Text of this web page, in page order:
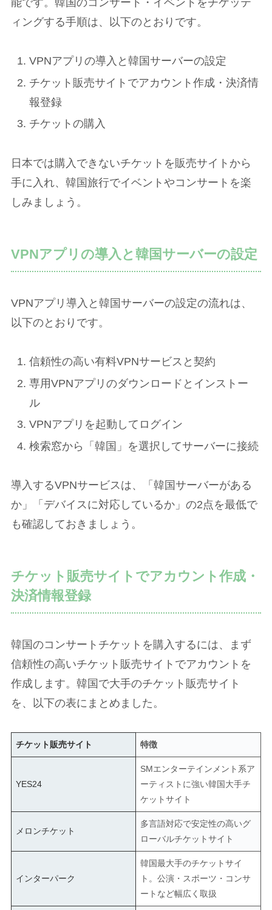
ィングする手順は、以下のとおりです。
VPNアプリの導入と韓国サーバーの設定
チケット販売サイトでアカウント作成・決済情
報登録
チケットの購入
日本では購入できないチケットを販売サイトから
手に入れ、韓国旅行でイベントやコンサートを楽
しみましょう。
VPNアプリの導入と韓国サーバーの設定
VPNアプリ導入と韓国サーバーの設定の流れは、
以下のとおりです。
信頼性の高い有料VPNサービスと契約
専用VPNアプリのダウンロードとインストー
ル
VPNアプリを起動してログイン
検索窓から「韓国」を選択してサーバーに接続
導入するVPNサービスは、「韓国サーバーがある
か」「デバイスに対応しているか」の2点を最低で
も確認しておきましょう。
チケット販売サイトでアカウント作成・
決済情報登録
韓国のコンサートチケットを購入するには、まず
信頼性の高いチケット販売サイトでアカウントを
作成します。韓国で大手のチケット販売サイト
を、以下の表にまとめました。
チケット販売サイト 特徴
YES24
SMエンターテインメント系ア
ーティストに強い韓国大手チ
ケットサイト
メロンチケット
多言語対応で安定性の高いグ
ローバルチケットサイト
インターパーク
韓国最大手のチケットサイ
ト。公演・スポーツ・コンサ
ートなど幅広く取扱